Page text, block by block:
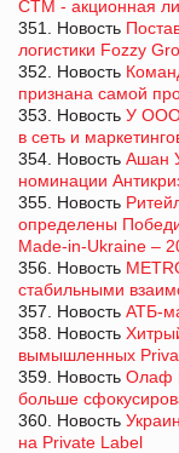
СТМ - акционная
351. Новость
логистики Fozzy
352. Новость
признана самой
353. Новость У ООО
в сеть и
354. Новость Ашан
номинации
355. Новость
определены
Made-in-Ukraine –
356. Новость
стабильными
357. Новость АТБ-
358. Новость
вымышленных
359. Новость Олаф
больше
360. Новость
на Private Label